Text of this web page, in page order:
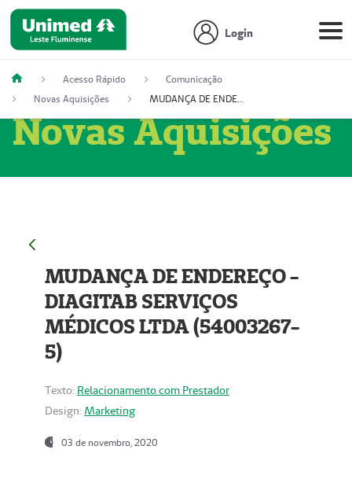
Login
Acesso Rápido
Comunicação
Novas Aquisições
MUDANÇA DE ENDEREÇO - DIAGITAB SERVIÇOS MÉDICOS LTDA (54003267-5)
Novas Aquisições
MUDANÇA DE ENDEREÇO -
DIAGITAB SERVIÇOS
MÉDICOS LTDA (54003267-
5)
Texto: Relacionamento com Prestador
Design: Marketing
03 de novembro, 2020